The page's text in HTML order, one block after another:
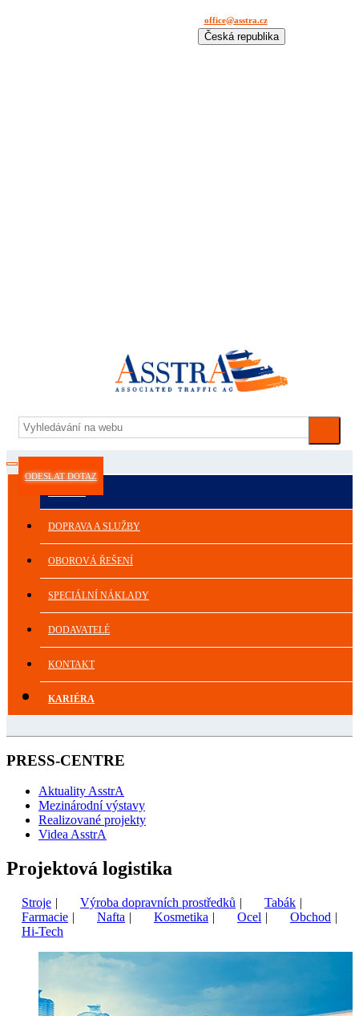
office@asstra.cz
Česká republika
DOPRAVA A SLUŽBY
OBOROVÁ ŘEŠENÍ
SPECIÁLNÍ NÁKLADY
DODAVATELÉ
KONTAKT
KARIÉRA
ODESLAT DOTAZ
PRESS-CENTRE
Aktuality AsstrA
Mezinárodní výstavy
Realizované projekty
Videa AsstrA
Projektová logistika
Stroje | Výroba dopravních prostředků | Tabák |
Farmacie | Nafta | Kosmetika | Ocel | Obchod |
Hi-Tech